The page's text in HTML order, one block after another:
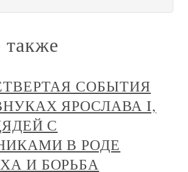
также
СОБЫТИЯ
ЯРОСЛАВА I,
С
В РОДЕ
И БОРЬБА